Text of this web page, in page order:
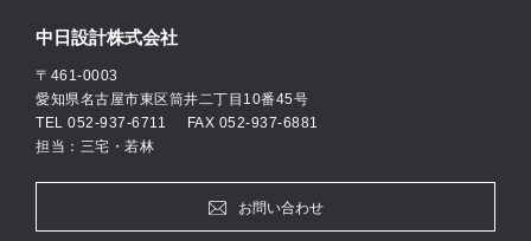
中日設計株式会社
〒461-0003
愛知県名古屋市東区筒井二丁目10番45号
TEL 052-937-6711 FAX 052-937-6881
担当：三宅・若林
お問い合わせ